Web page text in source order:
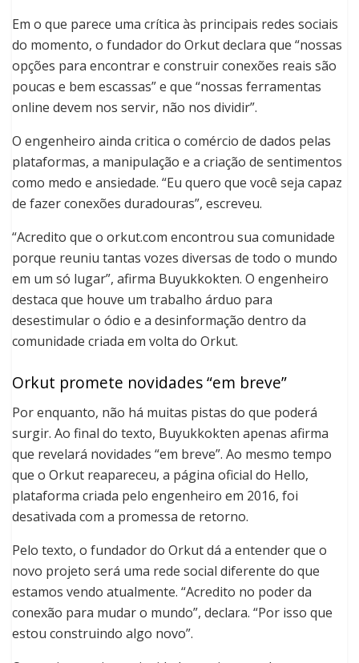
Em o que parece uma crítica às principais redes sociais
do momento, o fundador do Orkut declara que “nossas
opções para encontrar e construir conexões reais são
poucas e bem escassas” e que “nossas ferramentas
online devem nos servir, não nos dividir”.
O engenheiro ainda critica o comércio de dados pelas
plataformas, a manipulação e a criação de sentimentos
como medo e ansiedade. “Eu quero que você seja capaz
de fazer conexões duradouras”, escreveu.
“Acredito que o orkut.com encontrou sua comunidade
porque reuniu tantas vozes diversas de todo o mundo
em um só lugar”, afirma Buyukkokten. O engenheiro
destaca que houve um trabalho árduo para
desestimular o ódio e a desinformação dentro da
comunidade criada em volta do Orkut.
Orkut promete novidades “em breve”
Por enquanto, não há muitas pistas do que poderá
surgir. Ao final do texto, Buyukkokten apenas afirma
que revelará novidades “em breve”. Ao mesmo tempo
que o Orkut reapareceu, a página oficial do Hello,
plataforma criada pelo engenheiro em 2016, foi
desativada com a promessa de retorno.
Pelo texto, o fundador do Orkut dá a entender que o
novo projeto será uma rede social diferente do que
estamos vendo atualmente. “Acredito no poder da
conexão para mudar o mundo”, declara. “Por isso que
estou construindo algo novo”.